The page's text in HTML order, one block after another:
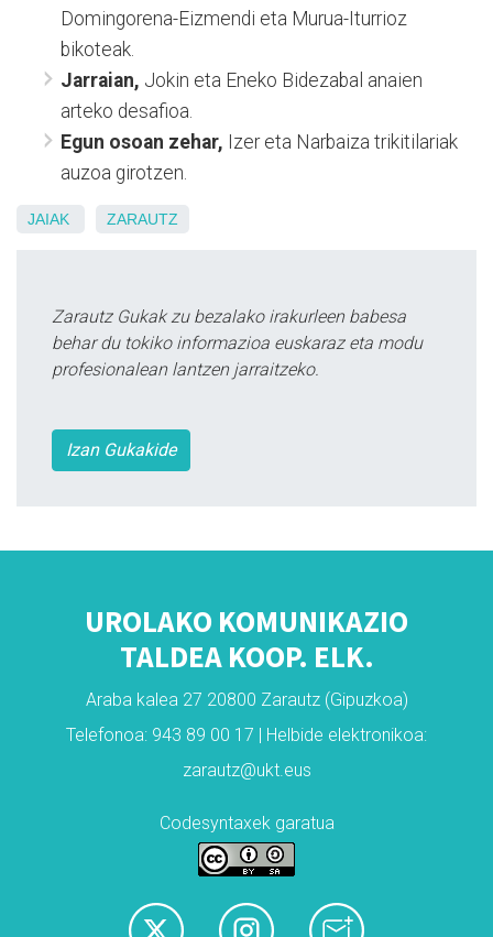
Domingorena-Eizmendi eta Murua-Iturrioz
bikoteak.
Jarraian, Jokin eta Eneko Bidezabal anaien
arteko desafioa.
Egun osoan zehar, Izer eta Narbaiza trikitilariak
auzoa girotzen.
JAIAK ZARAUTZ
Zarautz Gukak zu bezalako irakurleen babesa
behar du tokiko informazioa euskaraz eta modu
profesionalean lantzen jarraitzeko.
Izan Gukakide
UROLAKO KOMUNIKAZIO
TALDEA KOOP. ELK.
Araba kalea 27 20800 Zarautz (Gipuzkoa)
Telefonoa: 943 89 00 17 | Helbide elektronikoa:
zarautz@ukt.eus
Codesyntaxek garatua